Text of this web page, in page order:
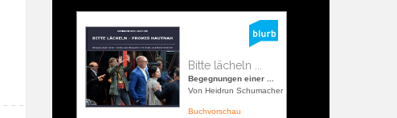
Bitte lächeln ...
Begegnungen einer ...
Von Heidrun Schumacher
Buchvorschau